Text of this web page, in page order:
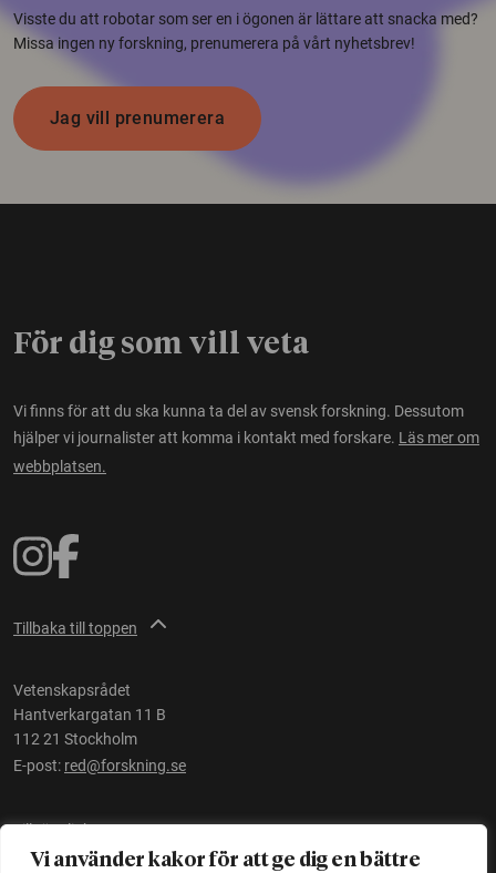
Vi använder kakor för att ge dig en bättre
Visste du att robotar som ser en i ögonen är lättare att snacka med?
Missa ingen ny forskning, prenumerera på vårt nyhetsbrev!
Jag vill prenumerera
För dig som vill veta
Vi finns för att du ska kunna ta del av svensk forskning. Dessutom
hjälper vi journalister att komma i kontakt med forskare. Läs mer om
webbplatsen.
Tillbaka till toppen
Vetenskapsrådet
Hantverkargatan 11 B
112 21 Stockholm
E-post: red@forskning.se
Tillgänglighet